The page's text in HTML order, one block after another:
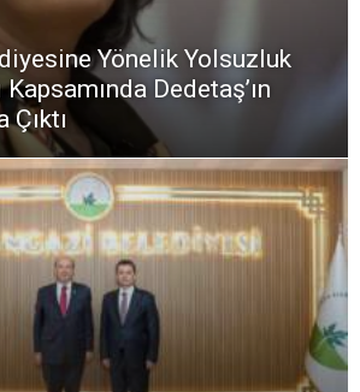
Yönelik Yolsuzluk
Dedetaş’ın